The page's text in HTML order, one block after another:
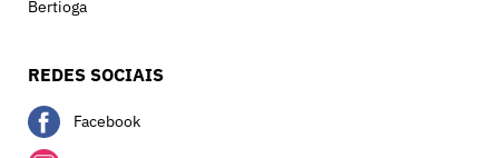
Bertioga
REDES SOCIAIS
Facebook